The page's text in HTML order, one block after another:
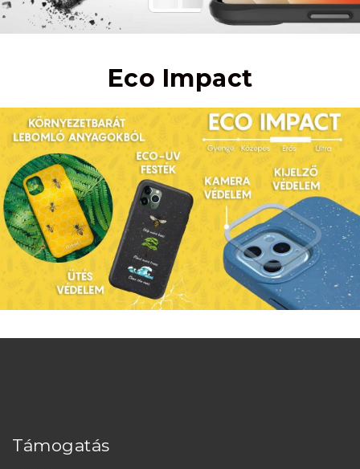
Eco Impact
Támogatás